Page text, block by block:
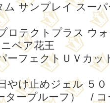
ム サンプレイ スー
ロテクトプラス ウ
ベア花王
ーフェクトＵＶカ
やけ止めジェル ５０
タープルーフ） / コ